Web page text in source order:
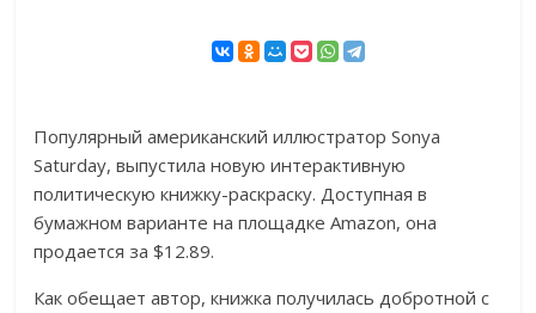
Популярный американский иллюстратор Sonya
Saturday, выпустила новую интерактивную
политическую книжку-раскраску. Доступная в
бумажном варианте на площадке Amazon, она
продается за $12.89.
Как обещает автор, книжка получилась добротной с